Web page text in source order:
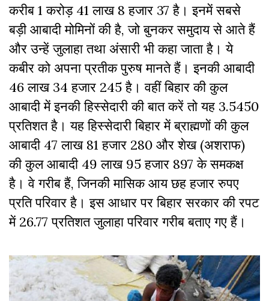
करीब 1 करोड़ 41 लाख 8 हजार 37 है। इनमें सबसे
बड़ी आबादी मोमिनों की है, जो बुनकर समुदाय से आते हैं
और उन्हें जुलाहा तथा अंसारी भी कहा जाता है। ये
कबीर को अपना प्रतीक पुरुष मानते हैं। इनकी आबादी
46 लाख 34 हजार 245 है। वहीं बिहार की कुल
आबादी में इनकी हिस्सेदारी की बात करें तो यह 3.5450
प्रतिशत है। यह हिस्सेदारी बिहार में ब्राह्मणों की कुल
आबादी 47 लाख 81 हजार 280 और शेख (अशराफ)
की कुल आबादी 49 लाख 95 हजार 897 के समकक्ष
है। वे गरीब हैं, जिनकी मासिक आय छह हजार रुपए
प्रति परिवार है। इस आधार पर बिहार सरकार की रपट
में 26.77 प्रतिशत जुलाहा परिवार गरीब बताए गए हैं।